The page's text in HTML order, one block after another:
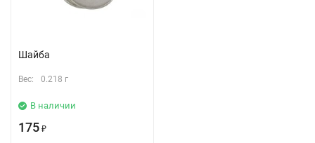
Шайба
Вес: 0.218 г
В наличии
175 ₽